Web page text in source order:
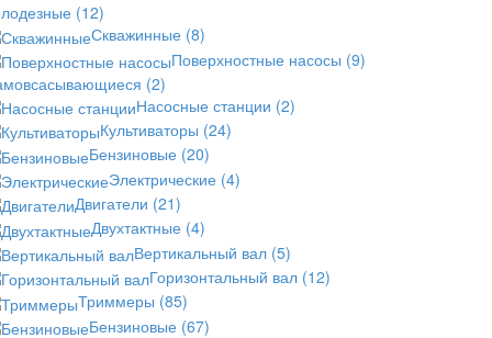
(12)
Скважинные (8)
Поверхностные насосы (9)
(2)
Насосные станции (2)
Культиваторы (24)
Бензиновые (20)
Электрические (4)
Двигатели (21)
Двухтактные (4)
Вертикальный вал (5)
Горизонтальный вал (12)
Триммеры (85)
Бензиновые (67)